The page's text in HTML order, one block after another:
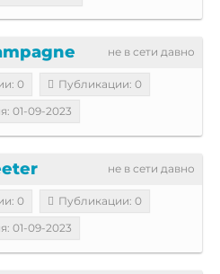
не в сети давно
0
Публикации: 0
01-09-2023
не в сети давно
0
Публикации: 0
01-09-2023